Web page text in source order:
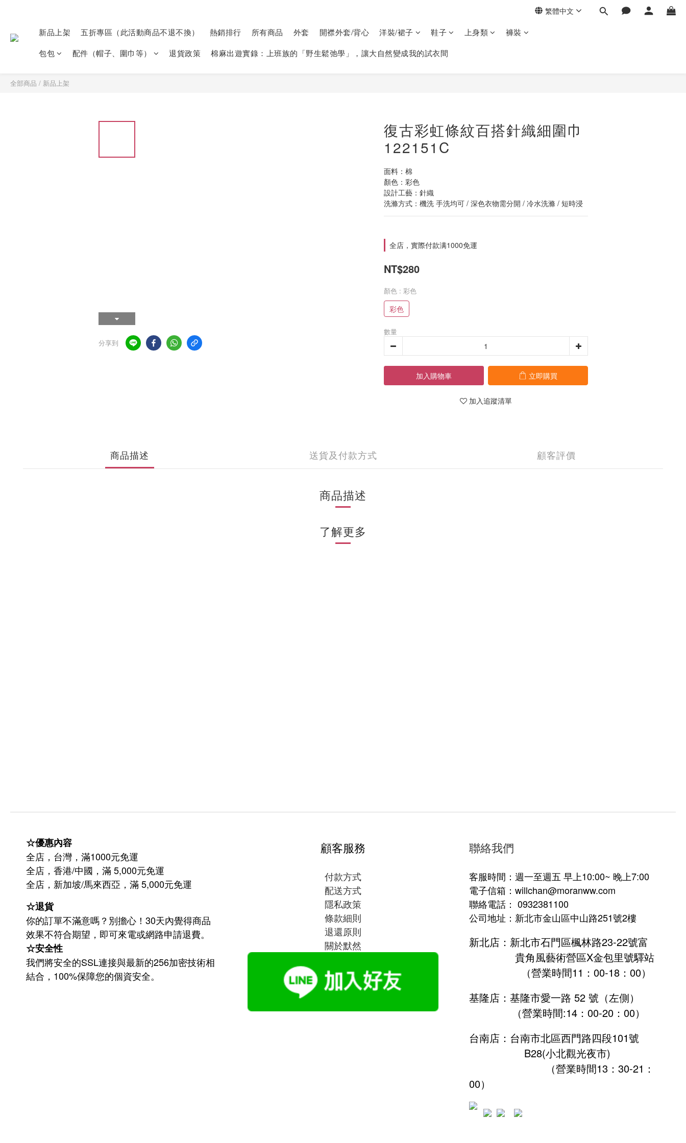
繁體中文
新品上架 五折專區（此活動商品不退不換） 熱銷排行 所有商品 外套 開襟外套/背心 洋裝/裙子 鞋子 上身類
褲裝
包包
配件（帽子、圍巾等） 退貨政策 棉麻出遊實錄：上班族的「野生鬆弛學」，讓大自然變成我的試衣間
全部商品 / 新品上架
分享到
復古彩虹條紋百搭針織細圍巾
122151C
面料：棉
顏色：彩色
設計工藝：針織
洗滌方式：機洗 手洗均可 / 深色衣物需分開 / 冷水洗滌 / 短時浸
全店，實際付款满1000免運
NT$280
顏色 : 彩色
彩色
數量
加入購物車 立即購買
加入追蹤清單
商品描述 送貨及付款方式 顧客評價
商品描述
了解更多
☆優惠內容
全店，台灣，滿1000元免運
全店，香港/中國，滿 5,000元免運
全店，新加坡/馬來西亞，滿 5,000元免運
☆退貨
你的訂單不滿意嗎？別擔心！30天內覺得商品
效果不符合期望，即可來電或網路申請退費。
☆安全性
我們將安全的SSL連接與最新的256加密技術相
結合，100%保障您的個資安全。
顧客服務
付款方式
配送方式
隱私政策
條款細則
退還原則
關於默然
聯絡我們
客服時間：週一至週五 早上10:00~ 晚上7:00
電子信箱：willchan@moranww.com
聯絡電話： 0932381100
公司地址：新北市金山區中山路251號2樓
新北店：新北市石門區楓林路23-22號富
貴角風藝術營區X金包里號驛站
（營業時間11：00-18：00）
基隆店：基隆市愛一路 52 號（左側）
（營業時間:14：00-20：00）
台南店：台南市北區西門路四段101號
B28(小北觀光夜市)
（營業時間13：30-21：
00）